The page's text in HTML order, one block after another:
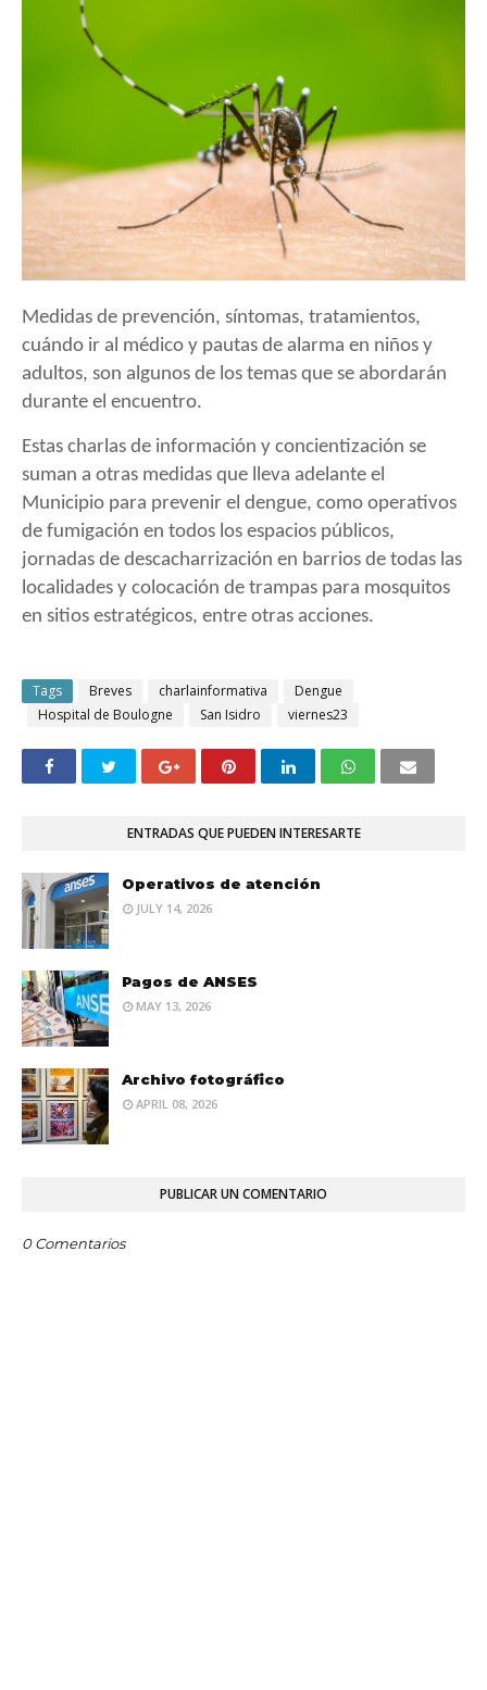
Medidas de prevención, síntomas, tratamientos,
cuándo ir al médico y pautas de alarma en niños y
adultos, son algunos de los temas que se abordarán
durante el encuentro.
Estas charlas de información y concientización se
suman a otras medidas que lleva adelante el
Municipio para prevenir el dengue, como operativos
de fumigación en todos los espacios públicos,
jornadas de descacharrización en barrios de todas las
localidades y colocación de trampas para mosquitos
en sitios estratégicos, entre otras acciones.
Tags Breves charlainformativa
Dengue
Hospital de Boulogne
San Isidro viernes23
ENTRADAS QUE PUEDEN INTERESARTE
Operativos de atención
JULY 14, 2026
Pagos de ANSES
MAY 13, 2026
Archivo fotográfico
APRIL 08, 2026
PUBLICAR UN COMENTARIO
0 Comentarios